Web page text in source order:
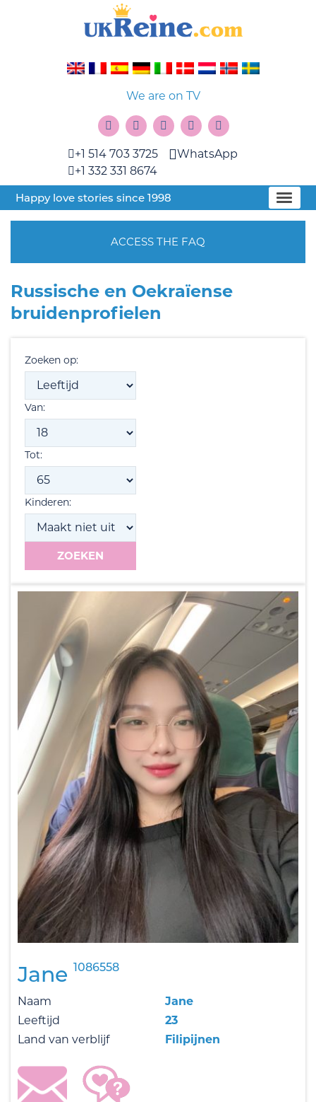
We are on TV
+1 514 703 3725
+1 332 331 8674
WhatsApp
Happy love stories since 1998
ACCESS THE FAQ
Russische en Oekraïense
bruidenprofielen
Zoeken op:
Van:
Tot:
Kinderen:
Jane 1086558
Naam
Jane
Leeftijd
23
Land van verblijf
Filipijnen